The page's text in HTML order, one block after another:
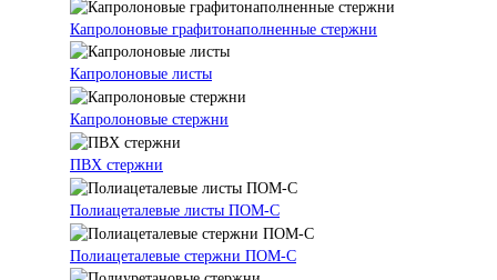
Капролоновые графитонаполненные стержни
Капролоновые листы
Капролоновые стержни
ПВХ стержни
Полиацеталевые листы ПОМ-С
Полиацеталевые стержни ПОМ-С